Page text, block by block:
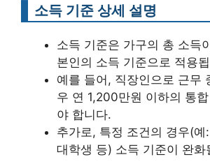
소득 기준 상세 설명
소득 기준은 가구의 총 소득
본인의 소득 기준으로 적용
예를 들어, 직장인으로 근무
우 연 1,200만원 이하의 통
야 합니다.
추가로, 특정 조건의 경우(예
대학생 등) 소득 기준이 완화